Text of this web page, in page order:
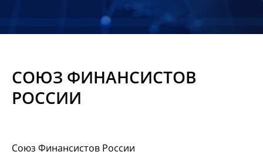
Материалы
СОЮЗ ФИНАНСИСТОВ
РОССИИ
Союз Финансистов России